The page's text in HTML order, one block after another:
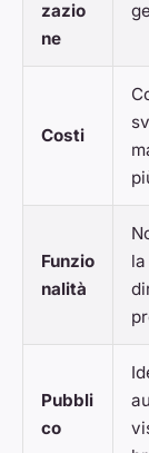
zazio
ne
Costi
Funzio
nalità
Pubbli
co